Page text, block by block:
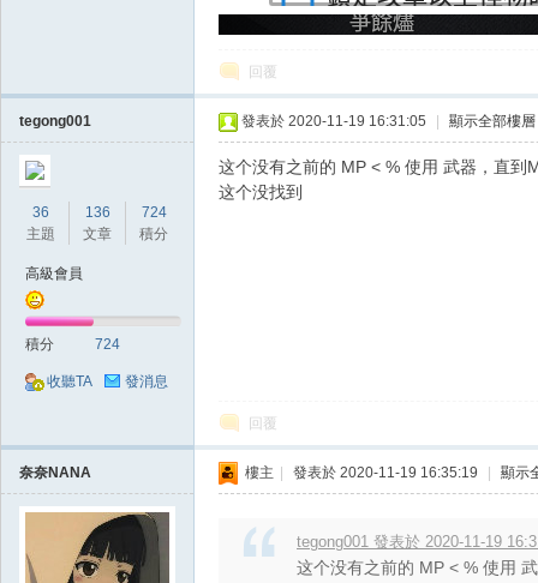
回覆
tegong001
36
主題
136
文章
724
積分
高級會員
積分 724
收聽TA 發消息
發表於 2020-11-19 16:31:05 顯示全部樓層
这个没有之前的 MP < % 使用 武器，直到
这个没找到
回覆
奈奈NANA 樓主 發表於 2020-11-19 16:35:19 顯示
tegong001 發表於 2020-11-19
这个没有之前的 MP < % 使用